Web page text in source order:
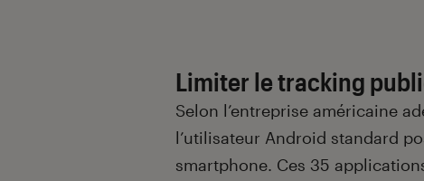
Limiter le tracking
Selon l’entreprise américaine
l’utilisateur Android standard
smartphone. Ces 35